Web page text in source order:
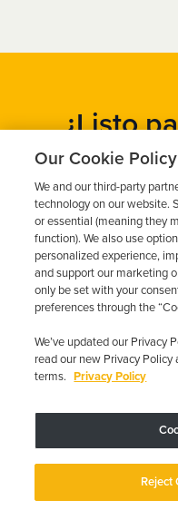
¿Listo
Obtén un presupuesto
programa tu
Solicita un
El dispositivo puede variar
Política de privacidad Sus
Our Cookie Policy
We and our third-party
technology on our website.
or essential (meaning they
function). We also use
personalized experience,
and support our marketing
only be set with your
preferences through the
We’ve updated our Privacy
read our new Privacy
terms. Privacy Policy
Reject